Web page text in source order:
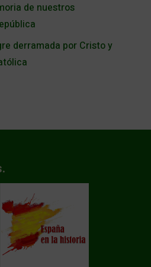
de nuestros
derramada por Cristo y